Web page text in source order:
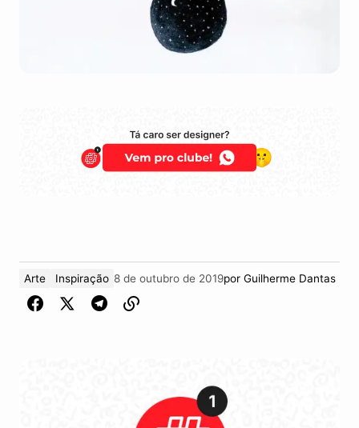
Arte Inspiração 8 de outubro de 2019por Guilherme Dantas